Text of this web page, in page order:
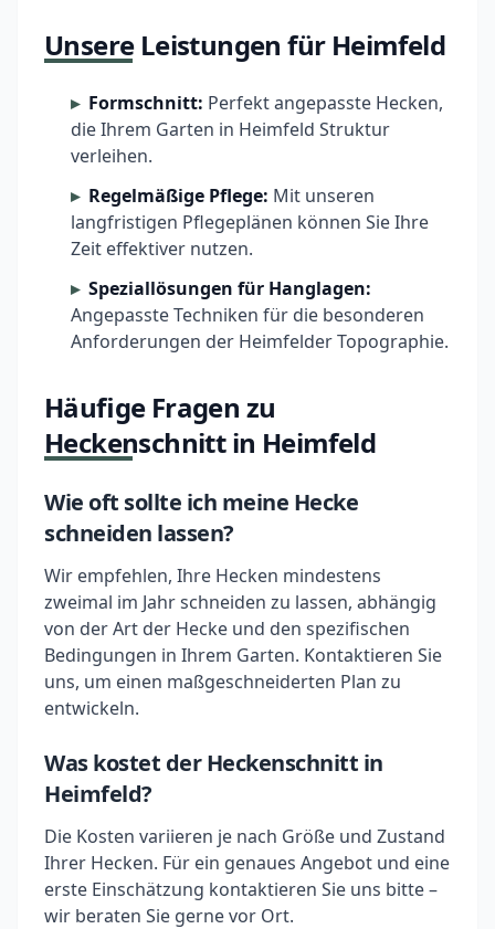
Unsere Leistungen für Heimfeld
Formschnitt: Perfekt angepasste Hecken,
die Ihrem Garten in Heimfeld Struktur
verleihen.
Regelmäßige Pflege: Mit unseren
langfristigen Pflegeplänen können Sie Ihre
Zeit effektiver nutzen.
Speziallösungen für Hanglagen:
Angepasste Techniken für die besonderen
Anforderungen der Heimfelder Topographie.
Häufige Fragen zu
Heckenschnitt in Heimfeld
Wie oft sollte ich meine Hecke
schneiden lassen?
Wir empfehlen, Ihre Hecken mindestens
zweimal im Jahr schneiden zu lassen, abhängig
von der Art der Hecke und den spezifischen
Bedingungen in Ihrem Garten. Kontaktieren Sie
uns, um einen maßgeschneiderten Plan zu
entwickeln.
Was kostet der Heckenschnitt in
Heimfeld?
Die Kosten variieren je nach Größe und Zustand
Ihrer Hecken. Für ein genaues Angebot und eine
erste Einschätzung kontaktieren Sie uns bitte –
wir beraten Sie gerne vor Ort.